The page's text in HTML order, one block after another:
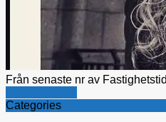
Från senaste nr av
Categories